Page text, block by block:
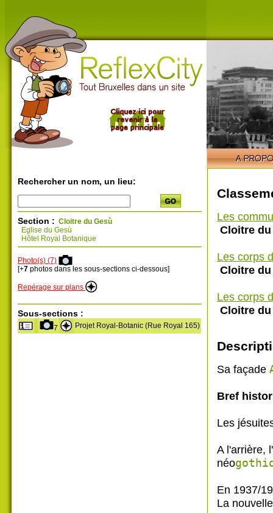
Rechercher un nom, un lieu:
Section : Cloitre du Gesù
Eglise du Gesù
Hôtel Royal Botanique
Photo(s) (7)
[+7 photos dans les sous-sections ci-dessous]
Repérage sur plans
Sous-sections :
7 Projet Royal-Botanic (Rue Royal 165)
Les
Cloitre
Les corps
Cloitre
Les corps
Cloitre
Sa façade
Bref
Les
A l'arrière,
néo
En 1937/
La